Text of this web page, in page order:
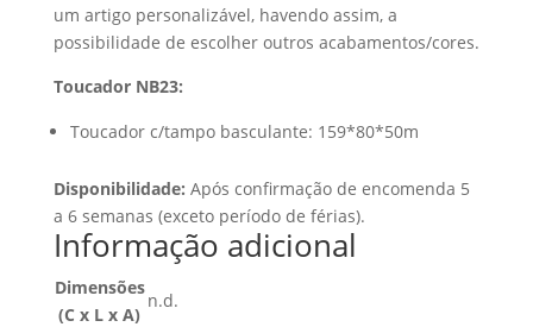
um artigo personalizável, havendo assim, a
possibilidade de escolher outros acabamentos/cores.
Toucador NB23:
Toucador c/tampo basculante: 159*80*50m
Disponibilidade: Após confirmação de encomenda 5
a 6 semanas (exceto período de férias).
Informação adicional
Dimensões
(C x L x A)
n.d.